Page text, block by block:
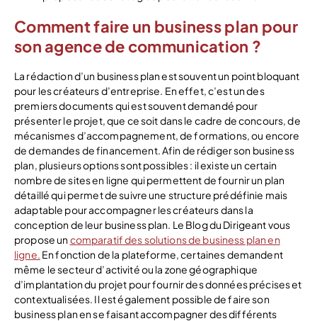
Comment faire un business plan pour
son agence de communication ?
La rédaction d’un business plan est souvent un point bloquant
pour les créateurs d’entreprise. En effet, c’est un des
premiers documents qui est souvent demandé pour
présenter le projet, que ce soit dans le cadre de concours, de
mécanismes d’accompagnement, de formations, ou encore
de demandes de financement. Afin de rédiger son business
plan, plusieurs options sont possibles : il existe un certain
nombre de sites en ligne qui permettent de fournir un plan
détaillé qui permet de suivre une structure prédéfinie mais
adaptable pour accompagner les créateurs dans la
conception de leur business plan. Le Blog du Dirigeant vous
propose uncomparatif des solutions de business plan en
ligne. En fonction de la plateforme, certaines demandent
même le secteur d’activité ou la zone géographique
d’implantation du projet pour fournir des données précises et
contextualisées. Il est également possible de faire son
business plan en se faisant accompagner des différents